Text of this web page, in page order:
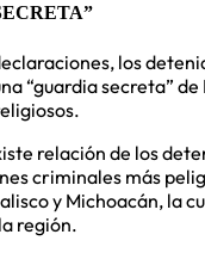
los
“guardia secreta”
relación de los
criminales más
y Michoacán, la
región.